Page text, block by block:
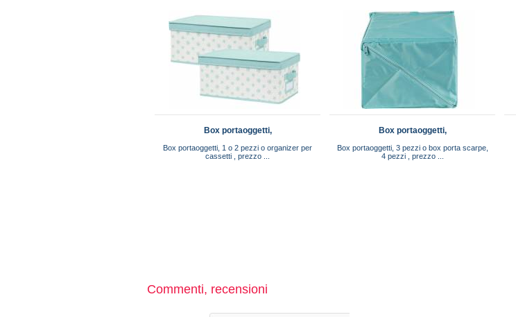
Box portaoggetti,
Box portaoggetti, 1 o 2 pezzi o organizer per
cassetti , prezzo ...
Box portaoggetti,
Box portaoggetti, 3 pezzi o box porta scarpe,
4 pezzi , prezzo ...
Commenti, recensioni